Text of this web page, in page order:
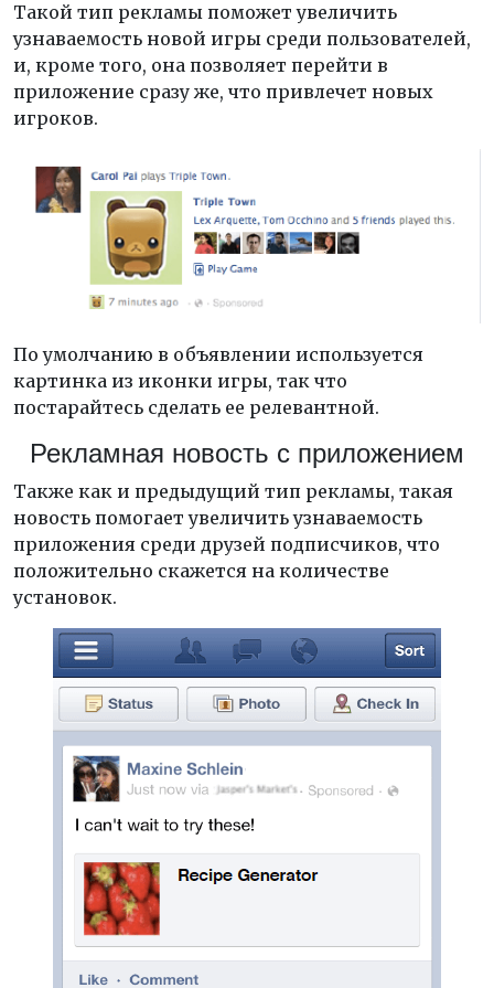
Такой тип рекламы поможет увеличить
узнаваемость новой игры среди пользователей,
и, кроме того, она позволяет перейти в
приложение сразу же, что привлечет новых
игроков.
По умолчанию в объявлении используется
картинка из иконки игры, так что
постарайтесь сделать ее релевантной.
Рекламная новость с приложением
Также как и предыдущий тип рекламы, такая
новость помогает увеличить узнаваемость
приложения среди друзей подписчиков, что
положительно скажется на количестве
установок.